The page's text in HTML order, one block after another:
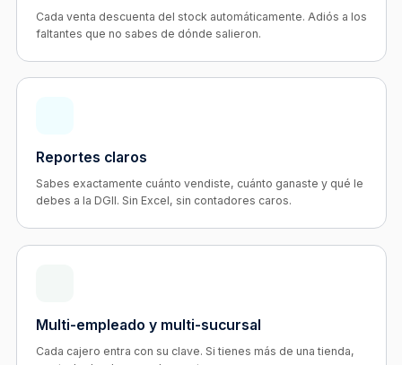
Cada venta descuenta del stock automáticamente. Adiós a los
faltantes que no sabes de dónde salieron.
Reportes claros
Sabes exactamente cuánto vendiste, cuánto ganaste y qué le
debes a la DGII. Sin Excel, sin contadores caros.
Multi-empleado y multi-sucursal
Cada cajero entra con su clave. Si tienes más de una tienda,